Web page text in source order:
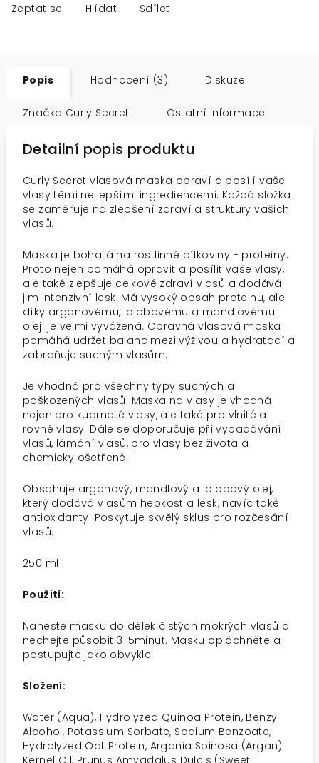
Zeptat se Hlídat Sdílet
Popis Hodnocení (3) Diskuze
Značka Curly Secret Ostatní informace
Detailní popis produktu
Curly Secret vlasová maska opraví a posílí vaše
vlasy těmi nejlepšími ingrediencemi. Každá složka
se zaměřuje na zlepšení zdraví a struktury vašich
vlasů.
Maska ​​je bohatá na rostlinné bílkoviny - proteiny.
Proto nejen pomáhá opravit a posílit vaše vlasy,
ale také zlepšuje celkové zdraví vlasů a dodává
jim intenzivní lesk. Má vysoký obsah proteinu, ale
díky arganovému, jojobovému a mandlovému
oleji je velmi vyvážená. Opravná vlasová maska ​​
pomáhá udržet balanc mezi výživou a hydratací a
zabraňuje suchým vlasům.
Je vhodná pro všechny typy suchých a
poškozených vlasů. Maska na vlasy je vhodná
nejen pro kudrnaté vlasy, ale také pro vlnité a
rovné vlasy. Dále se doporučuje při vypadávání
vlasů, lámání vlasů, pro vlasy bez života a
chemicky ošetřené.
Obsahuje arganový, mandlový a jojobový olej,
který dodává vlasům hebkost a lesk, navíc také
antioxidanty. Poskytuje skvělý sklus pro rozčesání
vlasů.
250 ml
Použití:
Naneste masku do délek čistých mokrých vlasů a
nechejte působit 3-5minut. Masku opláchněte a
postupujte jako obvykle.
Složení:
Water (Aqua), Hydrolyzed Quinoa Protein, Benzyl
Alcohol, Potassium Sorbate, Sodium Benzoate,
Hydrolyzed Oat Protein, Argania Spinosa (Argan)
Kernel Oil, Prunus Amygdalus Dulcis (Sweet